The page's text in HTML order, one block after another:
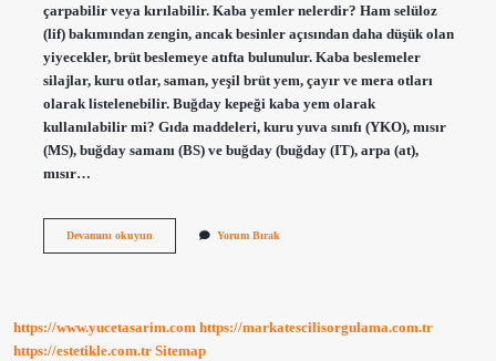
çarpabilir veya kırılabilir. Kaba yemler nelerdir? Ham selüloz
(lif) bakımından zengin, ancak besinler açısından daha düşük olan
yiyecekler, brüt beslemeye atıfta bulunulur. Kaba beslemeler
silajlar, kuru otlar, saman, yeşil brüt yem, çayır ve mera otları
olarak listelenebilir. Buğday kepeği kaba yem olarak
kullanılabilir mi? Gıda maddeleri, kuru yuva sınıfı (YKO), mısır
(MS), buğday samanı (BS) ve buğday (buğday (IT), arpa (at),
mısır…
Devamını okuyunKepek
Yorum Bırak
https://www.yucetasarim.com https://markatescilisorgulama.com.tr
https://estetikle.com.tr Sitemap